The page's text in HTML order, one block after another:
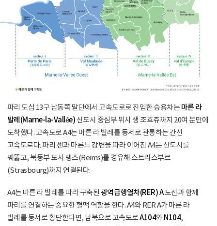
파리 도심 13구 남동쪽 말단에서 고속도로로 진입한 승용차는 마른 라
발레(Marne-la-Vallée) 신도시 중심부 뷔시 생 조흐쥬까지 20여 분만에
도착했다. 고속도로 A4는 마른 라 발레를 동서로 관통하는 간선
고속도로다. 파리 센과 마른느 강변을 따라 이어진 A4는 신도시를
꿰뚫고, 북동부 도시 랭스(Reims)를 경유해 스트라스부르
(Strasbourg)까지 연결된다.
A4는 마른 라 발레를 따라 구축된 광역급행열차(RER) A노선과 함께
파리를 연결하는 중요한 혈맥 역할을 한다. A4와 RER A가 마른 라
발레를 동서로 횡단한다면, 남북으로 고속도로A104와 N104,